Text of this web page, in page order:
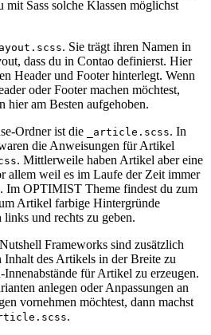
Sass solche Klassen möglichst
. Sie trägt ihren Namen in
dass du in Contao definierst. Hier
Header und Footer hinterlegt. Wenn
oder Footer machen möchtest,
hier am Besten aufgehoben.
Ordner ist die
_article.scss. In
die Anweisungen für Artikel
. Mittlerweile haben Artikel aber eine
allem weil es im Laufe der Zeit immer
Im OPTIMIST Theme findest du zum
Artikel farbige Hintergründe
und rechts zu geben.
Frameworks sind zusätzlich
des Artikels in der Breite zu
Innenabstände für Artikel zu erzeugen.
anlegen oder Anpassungen an
vornehmen möchtest, dann machst
.